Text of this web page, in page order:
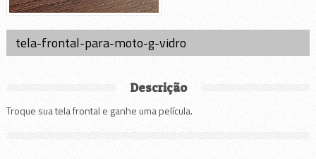
tela-frontal-para-moto-g-vidro
Descrição
Troque sua tela frontal e ganhe uma película.